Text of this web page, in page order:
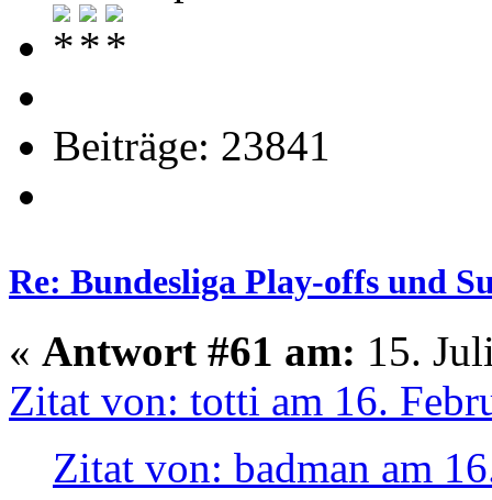
Beiträge: 23841
Re: Bundesliga Play-offs und
« Antwort #61 am: 15.
Zitat von: totti am 16.
Zitat von: badman am